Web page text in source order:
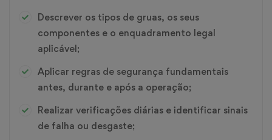
Descrever os tipos de gruas, os seus
componentes e o enquadramento legal
aplicável;
Aplicar regras de segurança fundamentais
antes, durante e após a operação;
Realizar verificações diárias e identificar sinais
de falha ou desgaste;